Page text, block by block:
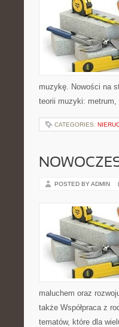
muzykę. Nowości na
teorii muzyki:
CATEGORIES:
POSTED BY ADMIN
maluchem oraz
także Współpraca z
tematów, które dla